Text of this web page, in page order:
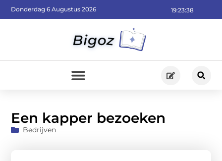
19:23:39
Donderdag 6 Augustus 2026
Een kapper bezoeken
Bedrijven